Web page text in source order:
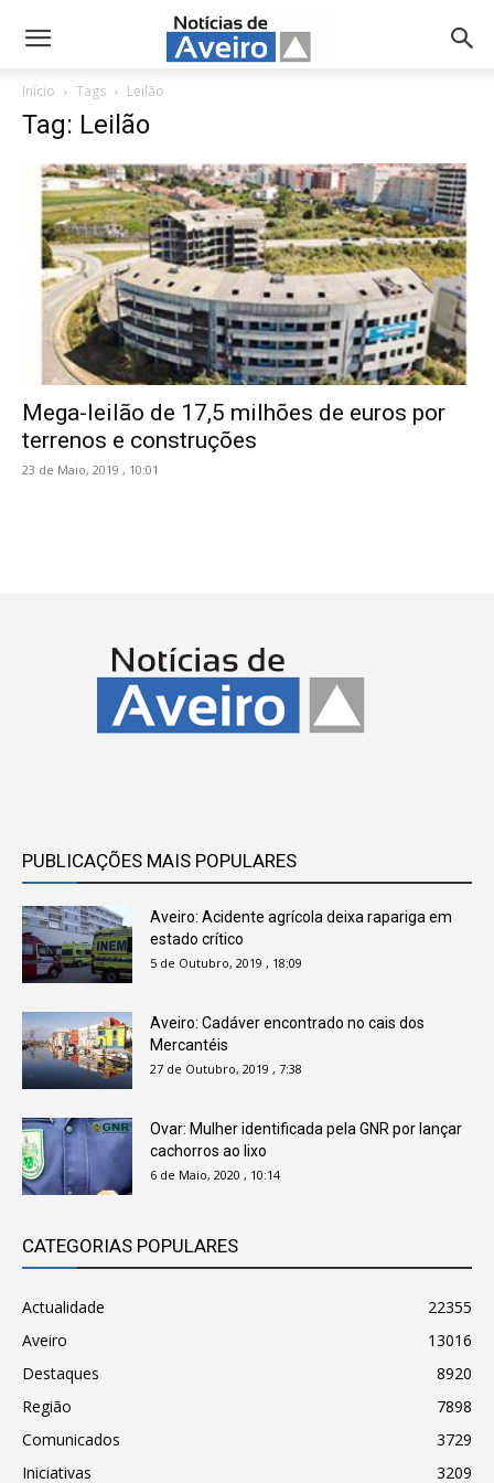
NotíciasdeAveiro.pt
Início Tags Leilão
Tag: Leilão
Mega-leilão de 17,5 milhões de euros por
terrenos e construções
23 de Maio, 2019 , 10:01
PUBLICAÇÕES MAIS POPULARES
Aveiro: Acidente agrícola deixa rapariga em
estado crítico
5 de Outubro, 2019 , 18:09
Aveiro: Cadáver encontrado no cais dos
Mercantéis
27 de Outubro, 2019 , 7:38
Ovar: Mulher identificada pela GNR por lançar
cachorros ao lixo
6 de Maio, 2020 , 10:14
CATEGORIAS POPULARES
Actualidade
22355
Aveiro
13016
Destaques
8920
Região
7898
Comunicados
3729
Iniciativas
3209